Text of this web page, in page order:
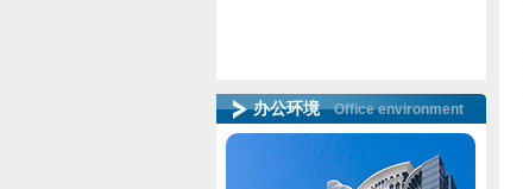
办公环境 Office environment